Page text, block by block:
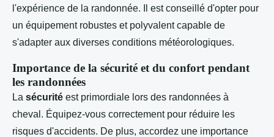
l'expérience de la randonnée. Il est conseillé d'opter pour
un équipement robustes et polyvalent capable de
s'adapter aux diverses conditions météorologiques.
Importance de la sécurité et du confort pendant
les randonnées
La sécurité est primordiale lors des randonnées à
cheval. Équipez-vous correctement pour réduire les
risques d'accidents. De plus, accordez une importance